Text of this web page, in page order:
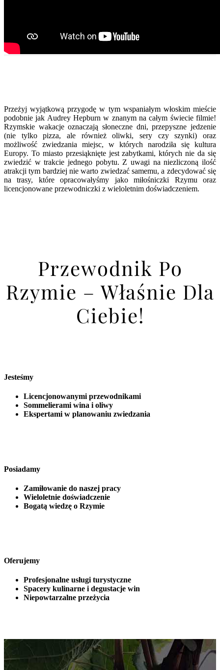
Przeżyj wyjątkową przygodę w tym wspaniałym włoskim mieście
podobnie jak Audrey Hepburn w znanym na całym świecie filmie!
Rzymskie wakacje oznaczają słoneczne dni, przepyszne jedzenie
(nie tylko pizza, ale również oliwki, sery czy szynki) oraz
możliwość zwiedzania miejsc, w których narodziła się kultura
Europy. To miasto przesiąknięte jest zabytkami, których nie da się
zwiedzić w trakcie jednego pobytu. Z uwagi na niezliczoną ilość
atrakcji tym bardziej nie warto zwiedzać samemu, a zdecydować się
na trasy, które opracowałyśmy jako miłośniczki Rzymu oraz
licencjonowane przewodniczki z wieloletnim doświadczeniem.
Przewodnik Po
Rzymie – Właśnie Dla
Ciebie!
Jesteśmy
Licencjonowanymi przewodnikami
Sommelierami wina i oliwy
Ekspertami w planowaniu zwiedzania
Posiadamy
Zamiłowanie do naszej pracy
Wieloletnie doświadczenie
Bogatą wiedzę o Rzymie
Oferujemy
Profesjonalne usługi turystyczne
Spacery kulinarne i degustacje win
Niepowtarzalne przeżycia